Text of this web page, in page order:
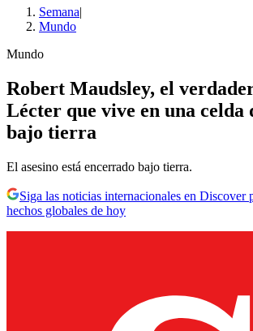
Semana|
Mundo
Mundo
Robert Maudsley, el
Lécter que vive en una celda
bajo tierra
El asesino está encerrado bajo tierra.
Siga las noticias internacionales en Discover
hechos globales de hoy